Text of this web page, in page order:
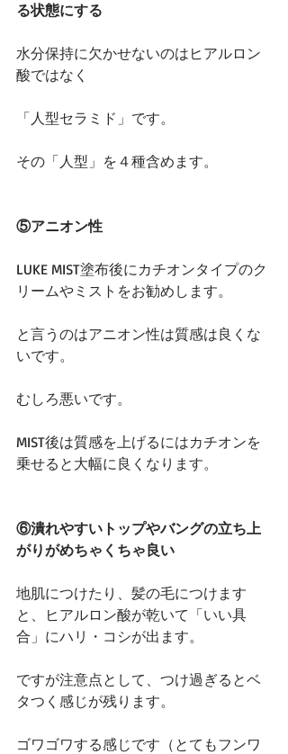
る状態にする
水分保持に欠かせないのはヒアルロン
酸ではなく
「人型セラミド」です。
その「人型」を４種含めます。
⑤アニオン性
LUKE MIST塗布後にカチオンタイプのク
リームやミストをお勧めします。
と言うのはアニオン性は質感は良くな
いです。
むしろ悪いです。
MIST後は質感を上げるにはカチオンを
乗せると大幅に良くなります。
⑥潰れやすいトップやバングの立ち上
がりがめちゃくちゃ良い
地肌につけたり、髪の毛につけます
と、ヒアルロン酸が乾いて「いい具
合」にハリ・コシが出ます。
ですが注意点として、つけ過ぎるとベ
タつく感じが残ります。
ゴワゴワする感じです（とてもフンワ